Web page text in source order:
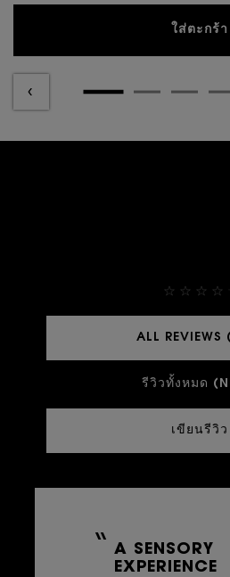
ใส่ตะกร้า
ALL REVIEWS
รีวิวทั้งหมด
เขียนรีวิว
A SENSORY
EXPERIENCE